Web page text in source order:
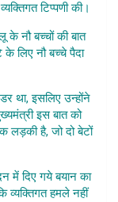
टिप्पणी की।
के नौ बच्चों की बात
लिए नौ बच्चे पैदा
था, इसलिए उन्होंने
इस बात को
लड़की है, जो दो बेटों
में दिए गये बयान का
व्यक्तिगत हमले नहीं